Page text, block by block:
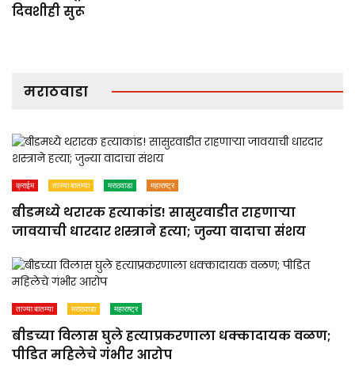
दिवशीही सुरू
मराठवाडा
क्राईम ताज्या बातम्या मराठवाडा महाराष्ट्र
बीडमध्ये थरारक हत्याकांड! सासुरवाडीत राहणाऱ्या
जावयाची धारदार शस्त्राने हत्या; जुन्या वादाचा संशय
ताज्या बातम्या मराठवाडा महाराष्ट्र
बीडच्या विलास घुले हत्याप्रकरणाला धक्कादायक वळण;
पीडित महिलेचे गंभीर आरोप